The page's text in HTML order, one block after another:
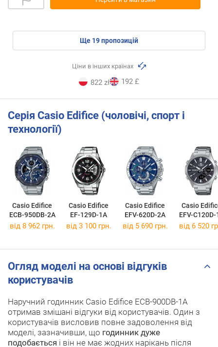
ще 19пропозицій
Ціни в інших країнах
822 zł 192 £
Серія Casio Edifice (чоловічі, спорт і
технології)
Casio Edifice
ECB-950DB-2A
Casio Edifice
EF-129D-1A
Casio Edifice
EFV-620D-2A
Casio
EFV-C120D-
від 8 962 грн. від 3 100 грн. від 5 690 грн. від 6 520
Огляд моделі на основі відгуків
користувачів
Наручний годинник Casio Edifice ECB-900DB-1A
отримав змішані відгуки від користувачів. Один з
користувачів висловив повне задоволення від
моделі, зазначивши, що годинник дуже
подобається і він не має жодних нарікань після